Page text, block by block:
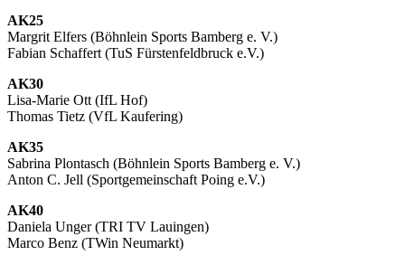
AK25
Margrit Elfers (Böhnlein Sports Bamberg e. V.)
Fabian Schaffert (TuS Fürstenfeldbruck e.V.)
AK30
Lisa-Marie Ott (IfL Hof)
Thomas Tietz (VfL Kaufering)
AK35
Sabrina Plontasch (Böhnlein Sports Bamberg e. V.)
Anton C. Jell (Sportgemeinschaft Poing e.V.)
AK40
Daniela Unger (TRI TV Lauingen)
Marco Benz (TWin Neumarkt)